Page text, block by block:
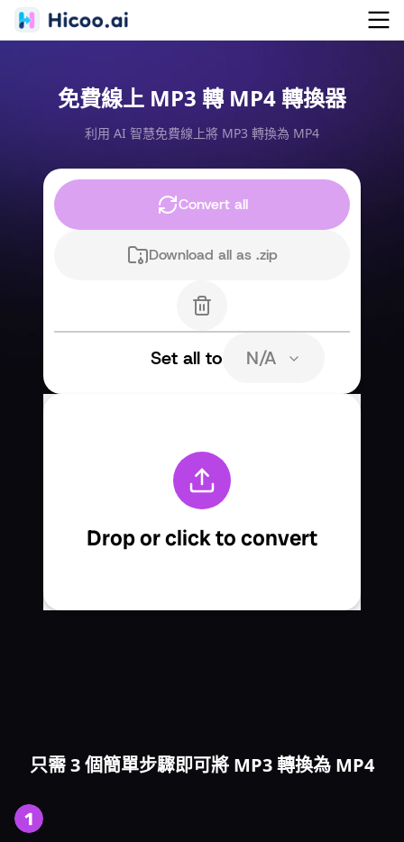
免費線上 MP3 轉 MP4 轉換器
利用 AI 智慧免費線上將 MP3 轉換為 MP4
只需 3 個簡單步驟即可將 MP3 轉換為 MP4